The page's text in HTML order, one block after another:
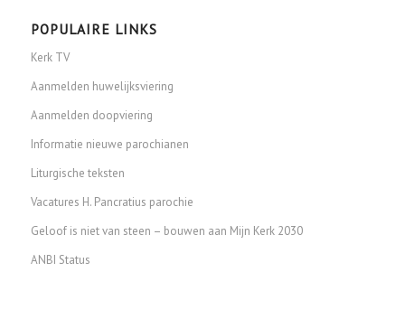
POPULAIRE LINKS
Kerk TV
Aanmelden huwelijksviering
Aanmelden doopviering
Informatie nieuwe parochianen
Liturgische teksten
Vacatures H. Pancratius parochie
Geloof is niet van steen – bouwen aan Mijn Kerk 2030
ANBI Status